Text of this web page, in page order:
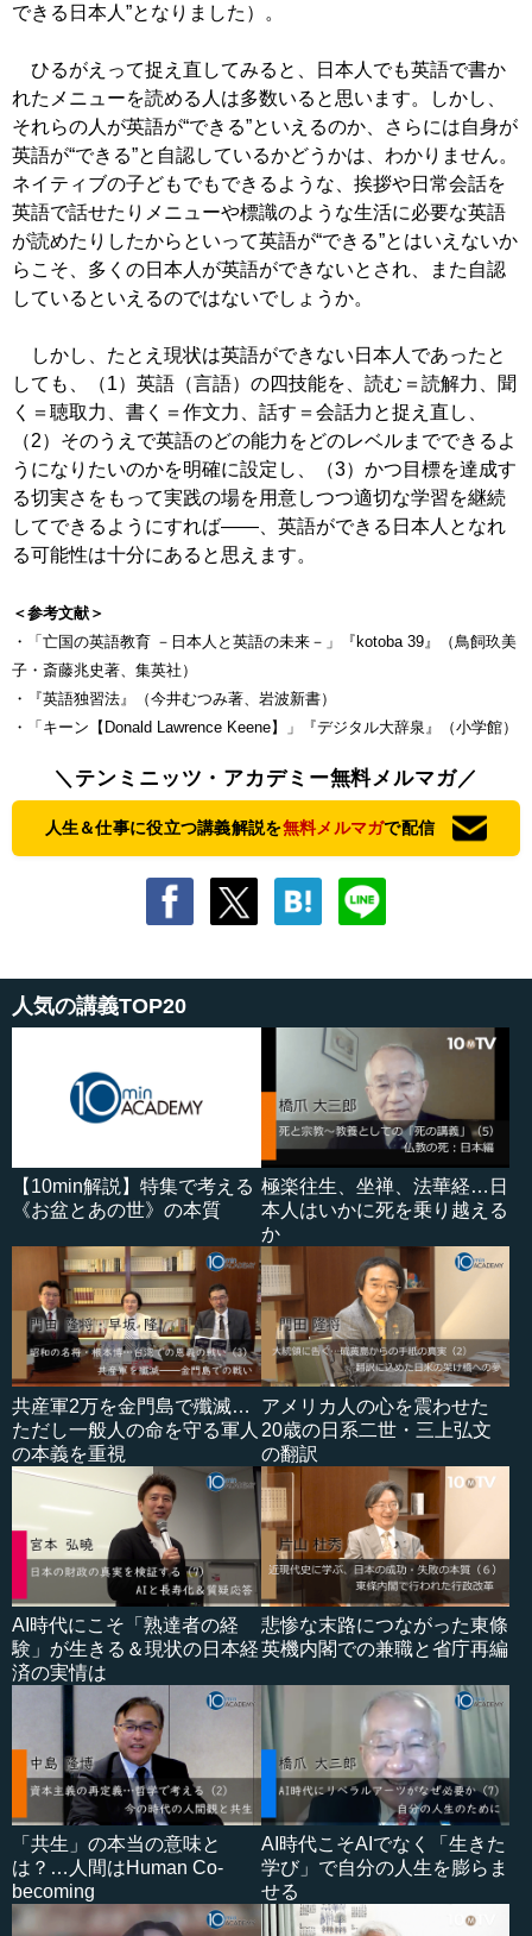
できる日本人”となりました）。
ひるがえって捉え直してみると、日本人でも英語で書か
れたメニューを読める人は多数いると思います。しかし、
それらの人が英語が“できる”といえるのか、さらには自身が
英語が“できる”と自認しているかどうかは、わかりません。
ネイティブの子どもでもできるような、挨拶や日常会話を
英語で話せたりメニューや標識のような生活に必要な英語
が読めたりしたからといって英語が“できる”とはいえないか
らこそ、多くの日本人が英語ができないとされ、また自認
しているといえるのではないでしょうか。
しかし、たとえ現状は英語ができない日本人であったと
しても、（1）英語（言語）の四技能を、読む＝読解力、聞
く＝聴取力、書く＝作文力、話す＝会話力と捉え直し、
（2）そのうえで英語のどの能力をどのレベルまでできるよ
うになりたいのかを明確に設定し、（3）かつ目標を達成す
る切実さをもって実践の場を用意しつつ適切な学習を継続
してできるようにすれば――、英語ができる日本人となれ
る可能性は十分にあると思えます。
＜参考文献＞
・「亡国の英語教育 －日本人と英語の未来－」『kotoba 39』（鳥飼玖美
子・斎藤兆史著、集英社）
・『英語独習法』（今井むつみ著、岩波新書）
・「キーン【Donald Lawrence Keene】」『デジタル大辞泉』（小学館）
＼テンミニッツ・アカデミー無料メルマガ／
人生＆仕事に役立つ講義解説を無料メルマガで配信
人気の講義TOP20
【10min解説】特集で考える
《お盆とあの世》の本質
極楽往生、坐禅、法華経…日
本人はいかに死を乗り越える
か
共産軍2万を金門島で殲滅…
ただし一般人の命を守る軍人
の本義を重視
アメリカ人の心を震わせた
20歳の日系二世・三上弘文
の翻訳
AI時代にこそ「熟達者の経
験」が生きる＆現状の日本経
済の実情は
悲惨な末路につながった東條
英機内閣での兼職と省庁再編
「共生」の本当の意味と
は？…人間はHuman Co-
becoming
AI時代こそAIでなく「生きた
学び」で自分の人生を膨らま
せる